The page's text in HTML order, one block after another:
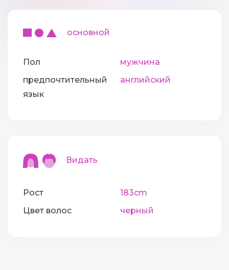
основной
Пол
мужчина
предпочтительный
язык
английский
Видать
Рост
183cm
Цвет волос
черный